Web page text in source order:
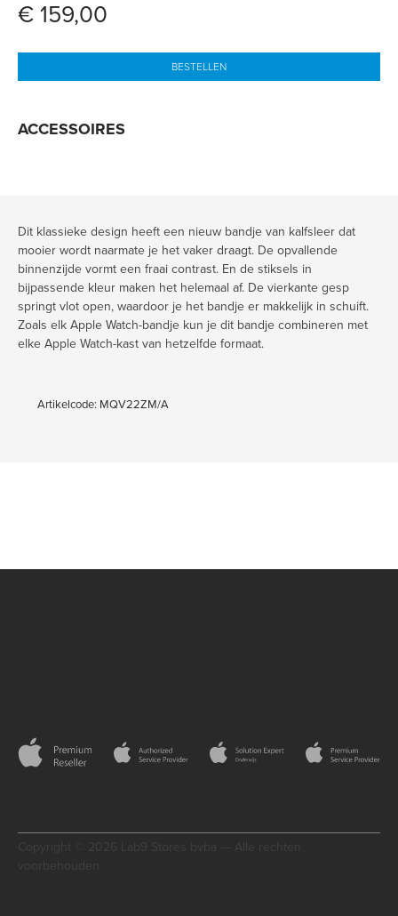
€ 159,00
BESTELLEN
ACCESSOIRES
Dit klassieke design heeft een nieuw bandje van kalfsleer dat
mooier wordt naarmate je het vaker draagt. De opvallende
binnenzijde vormt een fraai contrast. En de stiksels in
bijpassende kleur maken het helemaal af. De vierkante gesp
springt vlot open, waardoor je het bandje er makkelijk in schuift.
Zoals elk Apple Watch-bandje kun je dit bandje combineren met
elke Apple Watch-kast van hetzelfde formaat.
Artikelcode: MQV22ZM/A
Copyright © 2026 Lab9 Stores bvba — Alle rechten